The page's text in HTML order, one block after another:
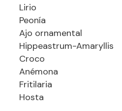
Lirio
Peonía
Ajo ornamental
Hippeastrum-Amaryllis
Croco
Anémona
Fritilaria
Hosta